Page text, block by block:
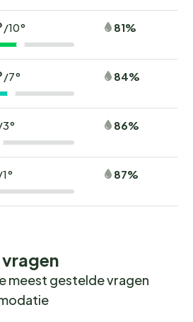
/10° 81%
/7° 84%
86%
87%
meest gestelde vragen